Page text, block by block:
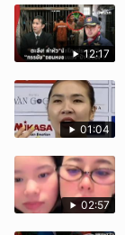
12:17
01:04
02:57